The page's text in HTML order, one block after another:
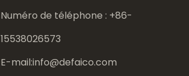
Numéro de téléphone : +86-
15538026573
E-mail:info@defaico.com